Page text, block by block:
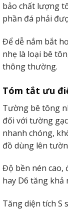
bảo chất lượng
phần đá phải
Để dễ nắm bắt
nhẹ là loại bê
thông thường.
Tóm tắt ưu
Tường bê tông
đối với tường
nhanh chóng,
đồ dùng lên
Độ bền nén cao,
hay D6 tăng
Tăng diện tích S